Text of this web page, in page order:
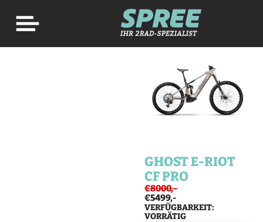
GHOST E-RIOT
CF PRO
€8000,-
€5499,-
VERFÜGBARKEIT:
VORRÄTIG